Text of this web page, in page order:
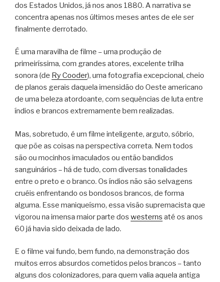
dos Estados Unidos, já nos anos 1880. A narrativa se
concentra apenas nos últimos meses antes de ele ser
finalmente derrotado.
É uma maravilha de filme – uma produção de
primeiríssima, com grandes atores, excelente trilha
sonora (de Ry Cooder), uma fotografia excepcional, cheio
de planos gerais daquela imensidão do Oeste americano
de uma beleza atordoante, com sequências de luta entre
índios e brancos extremamente bem realizadas.
Mas, sobretudo, é um filme inteligente, arguto, sóbrio,
que põe as coisas na perspectiva correta. Nem todos
são ou mocinhos imaculados ou então bandidos
sanguinários – há de tudo, com diversas tonalidades
entre o preto e o branco. Os índios não são selvagens
cruéis enfrentando os bondosos brancos, de forma
alguma. Esse maniqueísmo, essa visão supremacista que
vigorou na imensa maior parte dos westerns até os anos
60 já havia sido deixada de lado.
E o filme vai fundo, bem fundo, na demonstração dos
muitos erros absurdos cometidos pelos brancos – tanto
alguns dos colonizadores, para quem valia aquela antiga